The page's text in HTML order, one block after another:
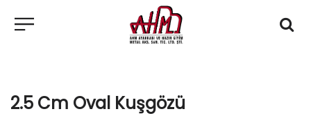
2.5 Cm Oval Kuşgözü